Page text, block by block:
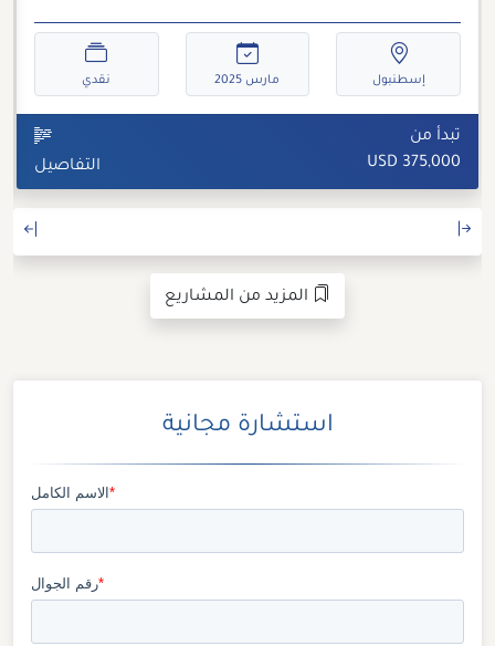
إسطنبول مارس 2025 نقدي
تبدأ من
375,000 USD
التفاصيل
المزيد من المشاريع
استشارة مجانية